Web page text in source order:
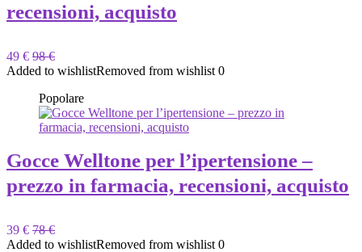
recensioni, acquisto
49 € 98 €
Added to wishlistRemoved from wishlist 0
Popolare
Gocce Welltone per l’ipertensione –
prezzo in farmacia, recensioni, acquisto
39 € 78 €
Added to wishlistRemoved from wishlist 0